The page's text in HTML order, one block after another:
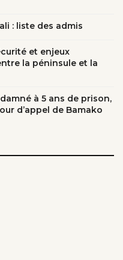
: liste des admis
et enjeux
la péninsule et la
à 5 ans de prison,
d’appel de Bamako